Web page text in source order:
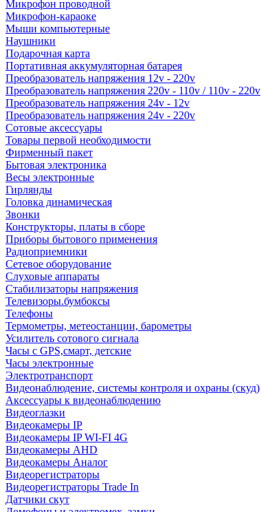
Микрофон проводной
Микрофон-караоке
Мыши компьютерные
Наушники
Подарочная карта
Портативная аккумуляторная батарея
Преобразователь напряжения 12v - 220v
Преобразователь напряжения 220v - 110v / 110v - 220v
Преобразователь напряжения 24v - 12v
Преобразователь напряжения 24v - 220v
Сотовые аксессуары
Товары первой необходимости
Фирменный пакет
Бытовая электроника
Весы электронные
Гирлянды
Головка динамическая
Звонки
Конструкторы, платы в сборе
Приборы бытового применения
Радиоприемники
Сетевое оборудование
Слуховые аппараты
Стабилизаторы напряжения
Телевизоры.бумбоксы
Телефоны
Термометры, метеостанции, барометры
Усилитель сотового сигнала
Часы с GPS,смарт, детские
Часы электронные
Электротранспорт
Видеонаблюдение, системы контроля и охраны (скуд)
Аксессуары к видеонаблюдению
Видеоглазки
Видеокамеры IP
Видеокамеры IP WI-FI 4G
Видеокамеры AHD
Видеокамеры Аналог
Видеорегистраторы
Видеорегистраторы Trade In
Датчики скут